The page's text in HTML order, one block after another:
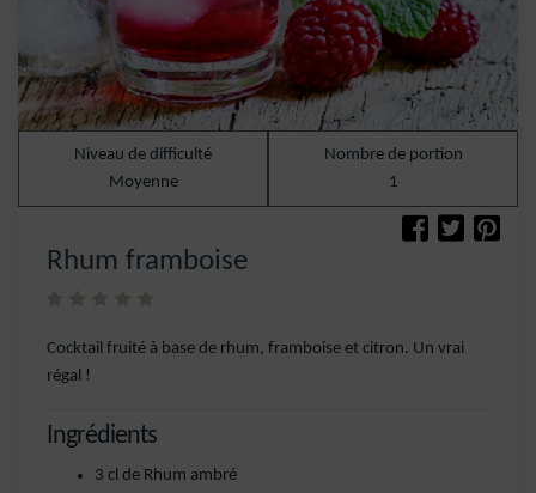
Niveau de difficulté
Moyenne
Nombre de portion
1
Rhum framboise
Cocktail fruité à base de rhum, framboise et citron. Un vrai
régal !
Ingrédients
3 cl de Rhum ambré